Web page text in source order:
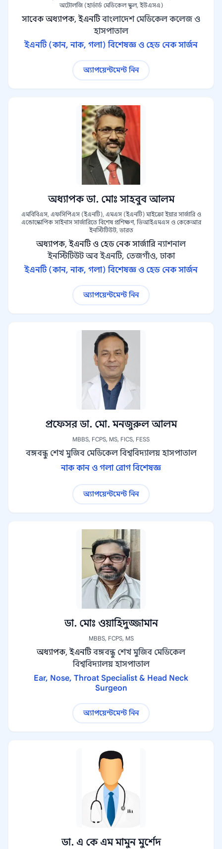
অটোলজি (হার্ভার্ড মেডিকেল স্কুল, ইউএসএ)
সাবেক অধ্যাপক, ইএনটি বাংলাদেশ মেডিকেল কলেজ ও
হাসপাতাল
ইএনটি (কান, নাক, গলা) বিশেষজ্ঞ ও হেড নেক সার্জন
অ্যাপয়েন্টমেন্ট নিন
অধ্যাপক ডা. মোঃ সাহবুব আলম
এমবিবিএস, এফসিপিএস (ইএনটি), এমএস (ইএনটি) মাইক্রো ইয়ার সার্জারি ও
এন্ডোস্কোপিক সাইনাস সার্জারিতে বিশেষ প্রশিক্ষণ, ভিআইএমএস ও কেকেআর
ইনস্টিটিউট, ভারত
অধ্যাপক, ইএনটি ও হেড নেক সার্জারি ন্যাশনাল
ইনস্টিটিউট অব ইএনটি, তেজগাঁও, ঢাকা
ইএনটি (কান, নাক, গলা) বিশেষজ্ঞ ও হেড নেক সার্জন
অ্যাপয়েন্টমেন্ট নিন
প্রফেসর ডা. মো. মনজুরুল আলম
MBBS, FCPS, MS, FICS, FESS
বঙ্গবন্ধু শেখ মুজিব মেডিকেল বিশ্ববিদ্যালয় হাসপাতাল
নাক কান ও গলা রোগ বিশেষজ্ঞ
অ্যাপয়েন্টমেন্ট নিন
ডা. মোঃ ওয়াহিদুজ্জামান
MBBS, FCPS, MS
অধ্যাপক, ইএনটি বঙ্গবন্ধু শেখ মুজিব মেডিকেল
বিশ্ববিদ্যালয় হাসপাতাল
Ear, Nose, Throat Specialist & Head Neck
Surgeon
অ্যাপয়েন্টমেন্ট নিন
ডা. এ কে এম মামুন মুর্শেদ